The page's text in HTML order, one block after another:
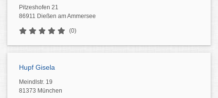
Pitzeshofen 21
86911 Dießen am Ammersee
(0)
Hupf Gisela
Meindlstr. 19
81373 München